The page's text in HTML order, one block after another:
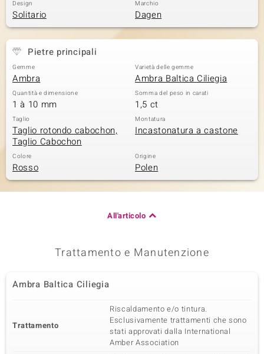
Design
Solitario
Marchio
Dagen
Pietre principali
Gemme
Ambra
Varietà delle gemme
Ambra Baltica Ciliegia
Quantità e dimensione
1 à 10 mm
Somma del peso in carati
1,5 ct
Taglio
Taglio rotondo cabochon,
Taglio Cabochon
Montatura
Incastonatura a castone
Colore
Rosso
Origine
Polen
All'articolo
Trattamento e Manutenzione
Ambra Baltica Ciliegia
Trattamento
Riscaldamento e/o tintura.
Esclusivamente trattamenti che sono
stati approvati dalla International
Amber Association